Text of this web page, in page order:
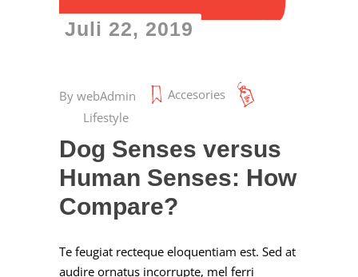
Juli 22, 2019
By webAdmin
Accesories
Lifestyle
Dog Senses versus
Human Senses: How
Compare?
Te feugiat recteque eloquentiam est. Sed at
audire ornatus incorrupte, mel ferri